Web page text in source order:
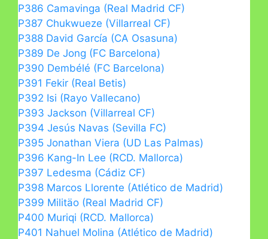
P386 Camavinga (Real Madrid CF)
P387 Chukwueze (Villarreal CF)
P388 David García (CA Osasuna)
P389 De Jong (FC Barcelona)
P390 Dembélé (FC Barcelona)
P391 Fekir (Real Betis)
P392 Isi (Rayo Vallecano)
P393 Jackson (Villarreal CF)
P394 Jesús Navas (Sevilla FC)
P395 Jonathan Viera (UD Las Palmas)
P396 Kang-In Lee (RCD. Mallorca)
P397 Ledesma (Cádiz CF)
P398 Marcos Llorente (Atlético de Madrid)
P399 Militäo (Real Madrid CF)
P400 Muriqi (RCD. Mallorca)
P401 Nahuel Molina (Atlético de Madrid)